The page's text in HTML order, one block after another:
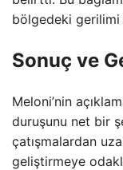
bölgedeki gerilimi
Sonuç ve
Meloni’nin
duruşunu net bir
çatışmalardan
geliştirmeye